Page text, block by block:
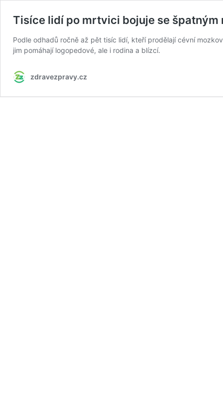
Tisíce lidí po mrtvici bojuje se špatným
Podle odhadů ročně až pět tisíc lidí, kteří prodělají cévní
jim pomáhají logopedové, ale i rodina a blízcí.
zdravezpravy.cz